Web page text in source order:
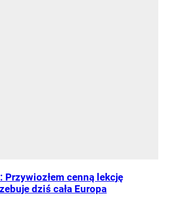
Przywiozłem cenną lekcję
dziś cała Europa